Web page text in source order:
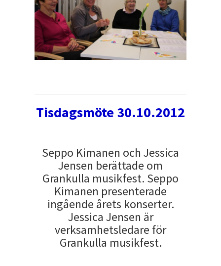
Tisdagsmöte 30.10.2012
Seppo Kimanen och Jessica
Jensen berättade om
Grankulla musikfest. Seppo
Kimanen presenterade
ingående årets konserter.
Jessica Jensen är
verksamhetsledare för
Grankulla musikfest.